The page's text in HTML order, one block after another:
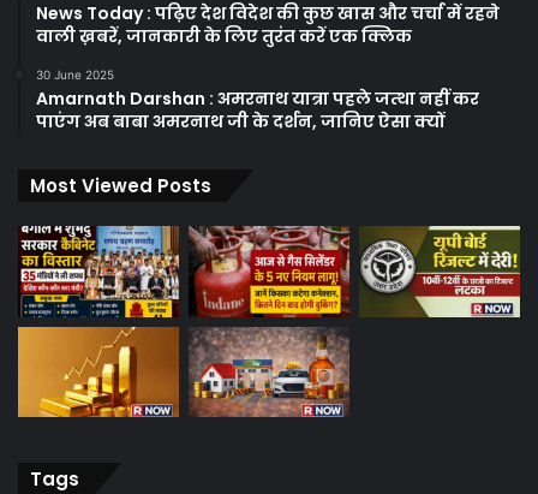
News Today : पढ़िए देश विदेश की कुछ खास और चर्चा में रहने
वाली ख़बरें, जानकारी के लिए तुरंत करें एक क्लिक
30 June 2025
Amarnath Darshan : अमरनाथ यात्रा पहले जत्था नहीं कर
पाएंग अब बाबा अमरनाथ जी के दर्शन, जानिए ऐसा क्यों
Most Viewed Posts
Tags